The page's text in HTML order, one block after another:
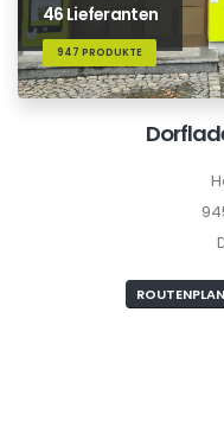
46 Lieferanten
947 PRODUKTE